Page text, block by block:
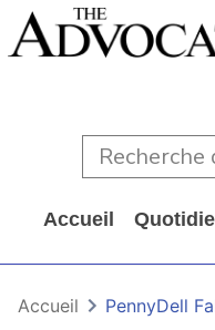
Accueil
Accueil PennyDell